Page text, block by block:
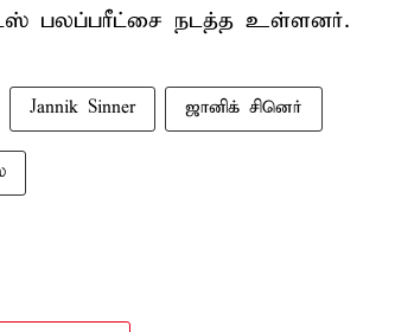
பலப்பரீட்சை நடத்த உள்ளனர்.
Jannik Sinner ஜானிக் சினெர்